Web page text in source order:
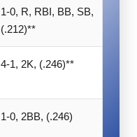
1-0, R, RBI, BB, SB,
(.212)**
4-1, 2K, (.246)**
1-0, 2BB, (.246)